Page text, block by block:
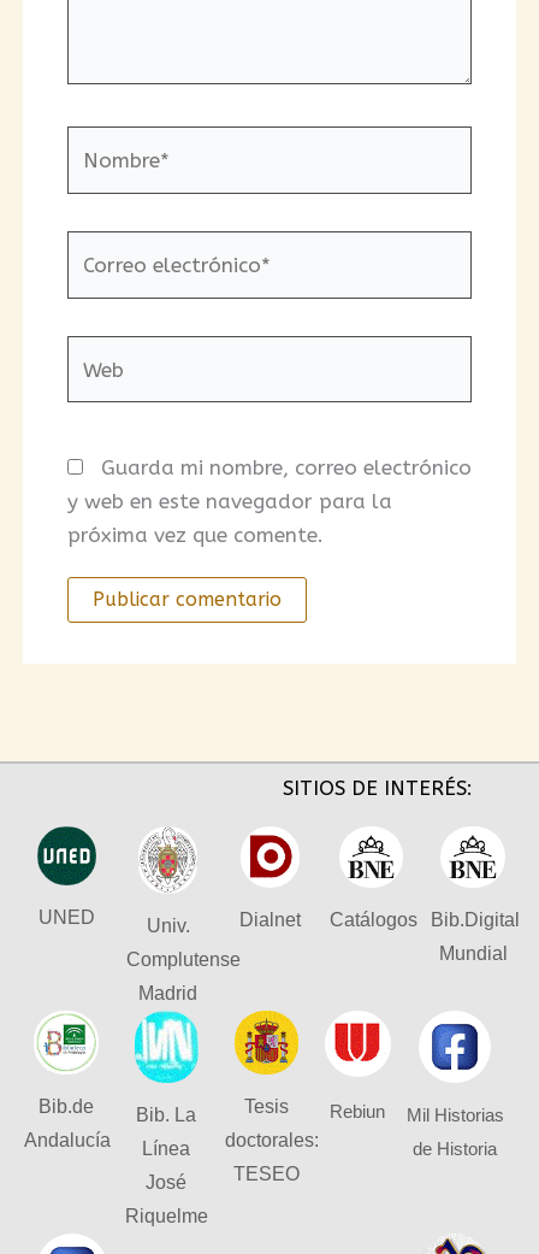
Guarda mi nombre, correo electrónico
y web en este navegador para la
próxima vez que comente.
SITIOS DE INTERÉS:
UNED
Univ.
Complutense
Madrid
Dialnet Catálogos
Bib.Digital
Mundial
Bib.de
Andalucía
Bib. La
Línea
José
Riquelme
Tesis
doctorales:
TESEO
Rebiun
Mil Historias
de Historia